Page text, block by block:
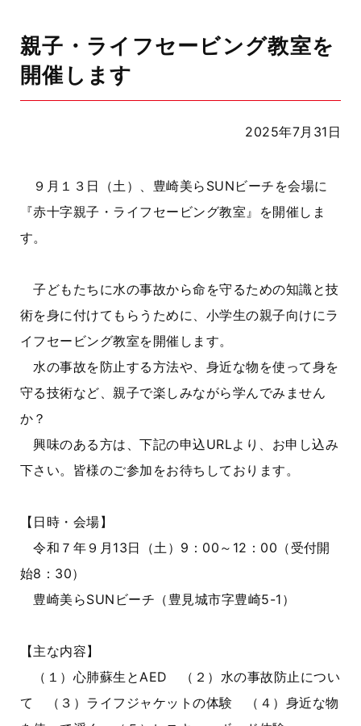
親子・ライフセービング教室を
開催します
2025年7月31日
９月１３日（土）、豊崎美らSUNビーチを会場に
『赤十字親子・ライフセービング教室』を開催しま
す。
子どもたちに水の事故から命を守るための知識と技
術を身に付けてもらうために、小学生の親子向けにラ
イフセービング教室を開催します。
水の事故を防止する方法や、身近な物を使って身を
守る技術など、親子で楽しみながら学んでみません
か？
興味のある方は、下記の申込URLより、お申し込み
下さい。皆様のご参加をお待ちしております。
【日時・会場】
令和７年９月13日（土）9：00～12：00（受付開
始8：30）
豊崎美らSUNビーチ（豊見城市字豊崎5-1）
【主な内容】
（１）心肺蘇生とAED （２）水の事故防止につい
て （３）ライフジャケットの体験 （４）身近な物